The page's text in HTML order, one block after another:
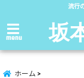
流行
menu 坂
ホーム